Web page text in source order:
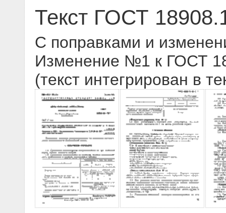
Текст ГОСТ
С поправками и
Изменение №1 к ГОСТ
(текст интегрирован в